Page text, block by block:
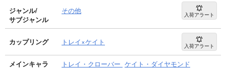
ジャンル/
サブジャンル
その他 入荷アラート
カップリング トレイ×ケイト 入荷アラート
メインキャラ トレイ・クローバー ケイト・ダイヤモンド